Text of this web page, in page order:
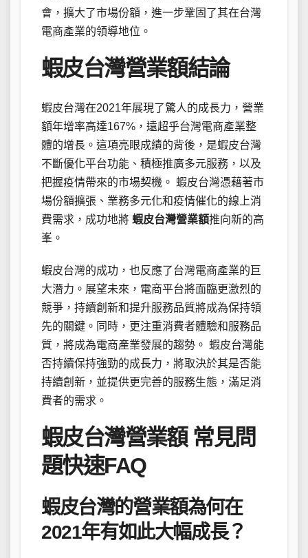
會，擴大了市場份額，進一步鞏固了其在台灣
電商產業的領導地位。
蝦皮台灣營業額結論
蝦皮台灣在2021年展現了驚人的成長力，營業
額年增率高達167%，遠超乎台灣電商產業整
體的增長。這項亮眼成績的背後，是蝦皮台灣
不斷優化平台功能、積極推廣多元服務，以及
把握疫情帶來的市場契機。 蝦皮台灣憑藉著市
場份額擴張、業務多元化和疫情催化的線上消
費需求，成功地將 蝦皮台灣營業額推向新的高
峯。
蝦皮台灣的成功，也反應了台灣電商產業的巨
大潛力。展望未來，電商平台將面臨更激烈的
競爭，持續創新和提升服務品質將成為保持領
先的關鍵。同時，更注重消費者體驗和服務品
質，將成為電商產業發展的趨勢。 蝦皮台灣能
否持續保持強勁的成長力，將取決於其是否能
持續創新，並提供更完善的服務生態，滿足消
費者的需求。
蝦皮台灣營業額 常見問
題快速FAQ
蝦皮台灣的營業額為何在
2021年有如此大幅成長？